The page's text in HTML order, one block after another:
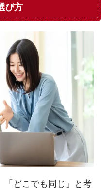
び方
「どこでも同じ」と考